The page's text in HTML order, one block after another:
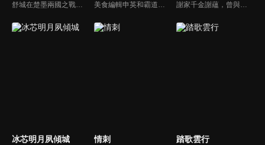
舒城在楚墨兩國之戰中落敗，並成為了墨國五皇女莫茴的魂器。失去自我意識的舒城跟隨姐姐莫茹回到墨國，面對失而復得的妹妹，莫茹欣喜又憂慮。為了保護親人和國家她棄醫從戎，甚至為了保護莫茴不惜被砍掉一條手臂，然而這一切都阻擋不了局勢的動盪不安... 美食編輯申英和霸道上司鄭道並肩作戰，在職場中越挫越勇，最終愛情事業雙豐收，温情小奶狗于思成和雜誌攝影師同為職場打工人，也一起在吃瓜和磕糖中共同成長。 謝家千金謝蘊，曾與殷稷相識相愛，卻被誤會為背叛殷稷轉嫁齊王的始亂終棄之人。殷稷登上王位後，開啟了謝蘊地獄般的宮廷生活。謝蘊在與殷稷的愛恨糾葛中依然守住本心，兩人攜手粉碎了逆賊的陰謀。
冰芯明月夙傾城 情刺 踏歌雲行